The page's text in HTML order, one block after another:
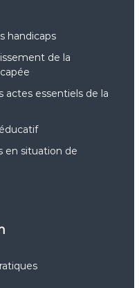
handicaps
de la
essentiels de la
en situation de